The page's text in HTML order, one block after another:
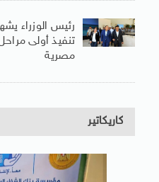
رئيس الوزراء
تنفيذ أولى
مصرية
كاريكاتير